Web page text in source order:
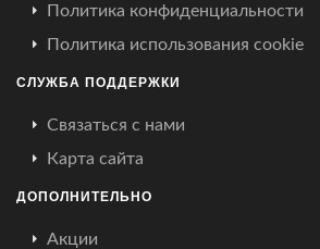
Политика конфиденциальности
Политика использования cookie
СЛУЖБА ПОДДЕРЖКИ
Связаться с нами
Карта сайта
ДОПОЛНИТЕЛЬНО
Акции